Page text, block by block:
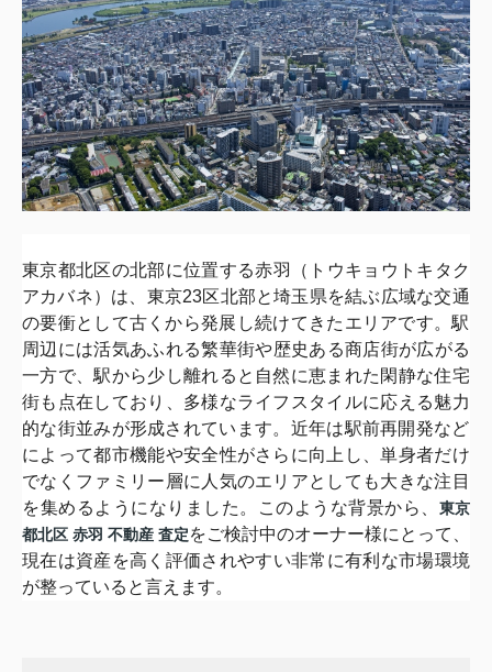
東京都北区の北部に位置する赤羽（トウキョウトキタク
アカバネ） は、 東京23区北部と埼玉県を結ぶ広域な交通
の要衝として古くから発展し続けてきたエリアです。駅
周辺には活気あふれる繁華街や歴史ある商店街が広がる
一方で、駅から少し離れると自然に恵まれた閑静な住宅
街も点在しており、 多様なライフスタイルに応える魅力
的な街並みが形成されています。 近年は駅前再開発など
によって都市機能や安全性がさらに向上し、単身者だけ
でなくファミリー層に人気のエリアとしても大きな注目
を集めるようになりました。このような背景から、 東京
都北区 赤羽 不動産 査定をご検討中のオーナー様にとって、
現在は資産を高く評価されやすい非常に有利な市場環境
が整っていると言えます。